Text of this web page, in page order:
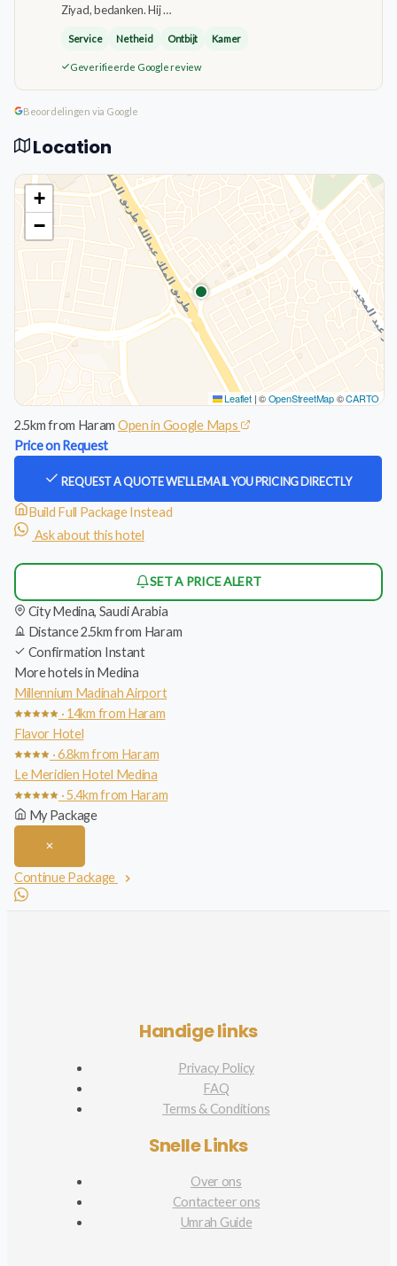
Ziyad, bedanken. Hij …
Service Netheid Ontbijt Kamer
Geverifieerde Google review
Beoordelingen via Google
Location
+
−
Leaflet |©OpenStreetMap©CARTO
2.5km from Haram Open in Google Maps
Price on Request
REQUEST A QUOTEWE'LL EMAIL YOU PRICING DIRECTLY
Build Full Package Instead
Ask about this hotel
SET A PRICE ALERT
CityMedina, Saudi Arabia
Distance2.5km from Haram
Confirmation Instant
More hotels in Medina
Millennium Madinah Airport
· 14km from Haram
Flavor Hotel
· 6.8km from Haram
Le Meridien Hotel Medina
· 5.4km from Haram
My Package
Continue Package
Handige links
Privacy Policy
FAQ
Terms & Conditions
Snelle Links
Over ons
Contacteer ons
Umrah Guide